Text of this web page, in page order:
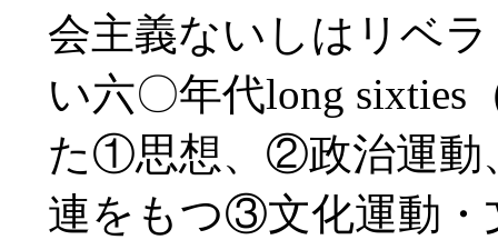
会主義ないしはリベ
い六〇年代long sixties
た①思想、②政治運動
連をもつ③文化運動・